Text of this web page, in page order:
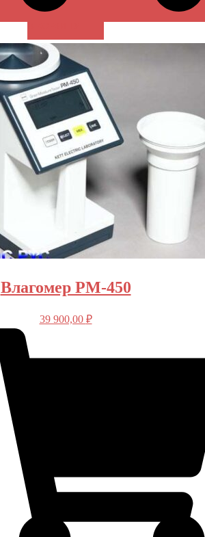
Влагомер РМ-450
39 900,00 ₽